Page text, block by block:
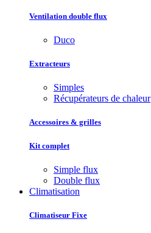
Ventilation double flux
Duco
Extracteurs
Simples
Récupérateurs de chaleur
Accessoires & grilles
Kit complet
Simple flux
Double flux
Climatisation
Climatiseur Fixe